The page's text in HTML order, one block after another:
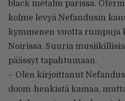
black metalin parissa.
kolme levyä Nefandusin
kymmenen vuotta rumpuja
Noirissa. Suuria
päässyt tapahtumaan.
– Olen kirjoittanut
doom-henkistä kamaa,